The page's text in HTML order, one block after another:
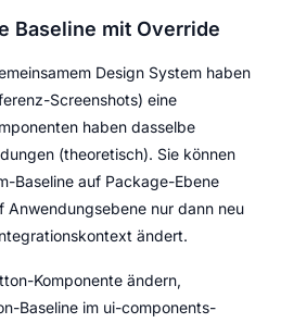
Baseline mit Override
Design System haben
Screenshots) eine
haben dasselbe
(theoretisch). Sie können
Baseline auf Package-Ebene
Anwendungsebene nur dann neu
ändert.
Komponente ändern,
Baseline im ui-components-